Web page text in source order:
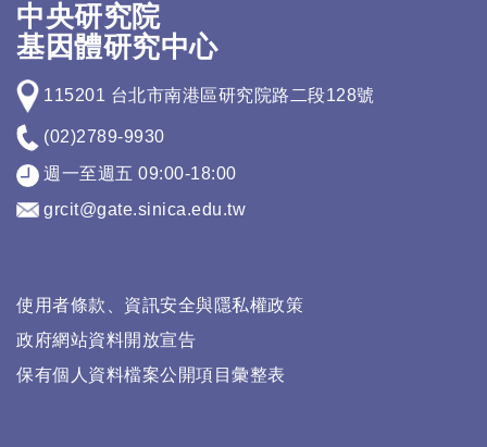
中央研究院
基因體研究中心
115201 台北市南港區研究院路二段128號
(02)2789-9930
週一至週五 09:00-18:00
grcit@gate.sinica.edu.tw
使用者條款、資訊安全與隱私權政策
政府網站資料開放宣告
保有個人資料檔案公開項目彙整表